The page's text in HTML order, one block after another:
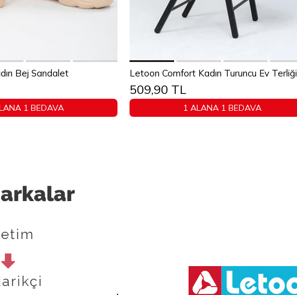
Sepete Ekle
Bej Sandalet
1 BEDAVA
Sepete Ekle
36
Letoon Comfort Kadın Turuncu Ev Terliği
509,90 TL
1 ALANA 1 BEDAVA